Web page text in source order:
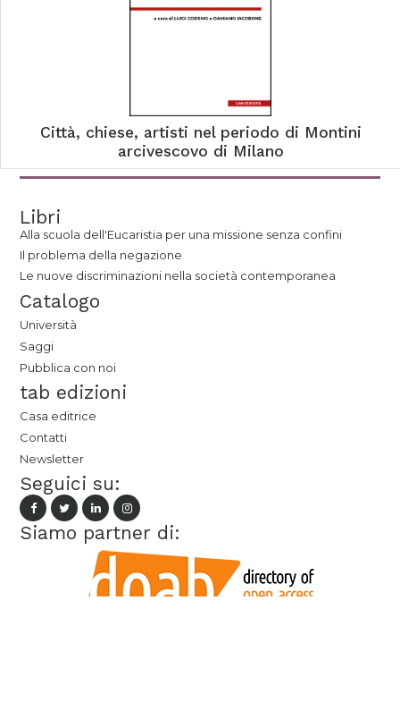
Città, chiese, artisti nel periodo di Montini
arcivescovo di Milano
Libri
Alla scuola dell'Eucaristia per una missione senza confini
Il problema della negazione
Le nuove discriminazioni nella società contemporanea
Catalogo
Università
Saggi
Pubblica con noi
tab edizioni
Casa editrice
Contatti
Newsletter
Seguici su:
Siamo partner di: